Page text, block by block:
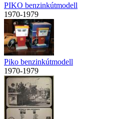
PIKO benzinkútmodell
1970-1979
Piko benzinkútmodell
1970-1979